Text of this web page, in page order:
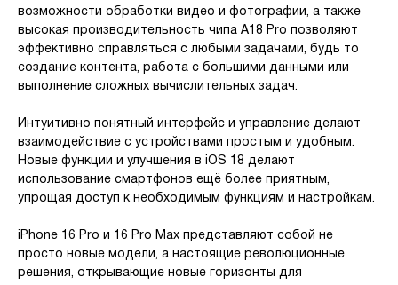
возможности обработки видео и фотографии, а также
высокая производительность чипа A18 Pro позволяют
эффективно справляться с любыми задачами, будь то
создание контента, работа с большими данными или
выполнение сложных вычислительных задач.
Интуитивно понятный интерфейс и управление делают
взаимодействие с устройствами простым и удобным.
Новые функции и улучшения в iOS 18 делают
использование смартфонов ещё более приятным,
упрощая доступ к необходимым функциям и настройкам.
iPhone 16 Pro и 16 Pro Max представляют собой не
просто новые модели, а настоящие революционные
решения, открывающие новые горизонты для